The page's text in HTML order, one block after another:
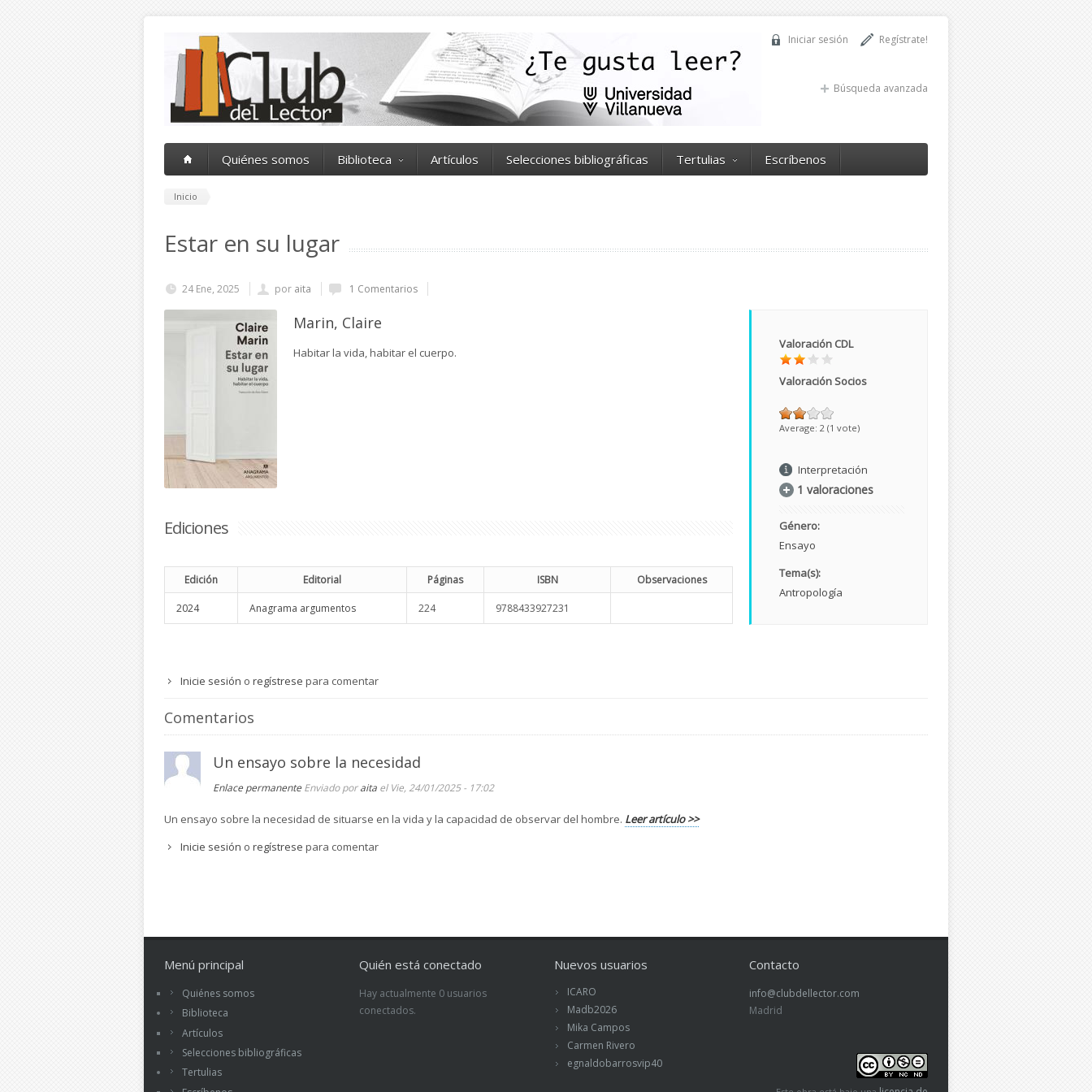
Regístrate!
Iniciar sesión
Búsqueda avanzada
Quiénes somos Biblioteca Artículos Selecciones bibliográficas Tertulias Escríbenos
Inicio
Estar en su lugar
24 Ene, 2025 por aita 1 Comentarios
Marin, Claire
Habitar la vida, habitar el cuerpo.
Ediciones
Edición Editorial Páginas ISBN Observaciones
2024 Anagrama argumentos 224 9788433927231
Valoración CDL
Valoración Socios
Average: 2 (1 vote)
Interpretación
1 valoraciones
Género:
Ensayo
Tema(s):
Antropología
Inicie sesión o regístrese para comentar
Comentarios
Un ensayo sobre la necesidad
Enlace permanente Enviado poraita el Vie, 24/01/2025 - 17:02
Un ensayo sobre la necesidad de situarse en la vida y la capacidad de observar del hombre. Leer artículo >>
Inicie sesión o regístrese para comentar
Menú principal
Quiénes somos
Biblioteca
Artículos
Selecciones bibliográficas
Tertulias
Quién está conectado
Hay actualmente 0 usuarios
conectados.
Nuevos usuarios
ICARO
Madb2026
Mika Campos
Carmen Rivero
egnaldobarrosvip40
Contacto
info@clubdellector.com
Madrid